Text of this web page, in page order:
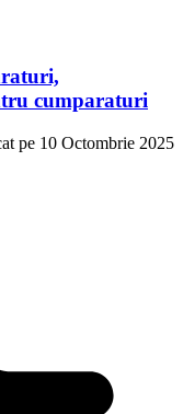
cumparaturi
pe 10 Octombrie 2025